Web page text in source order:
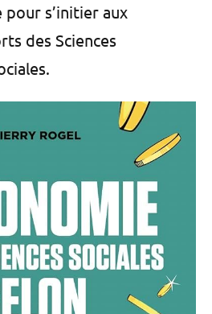
s’initier aux
des Sciences